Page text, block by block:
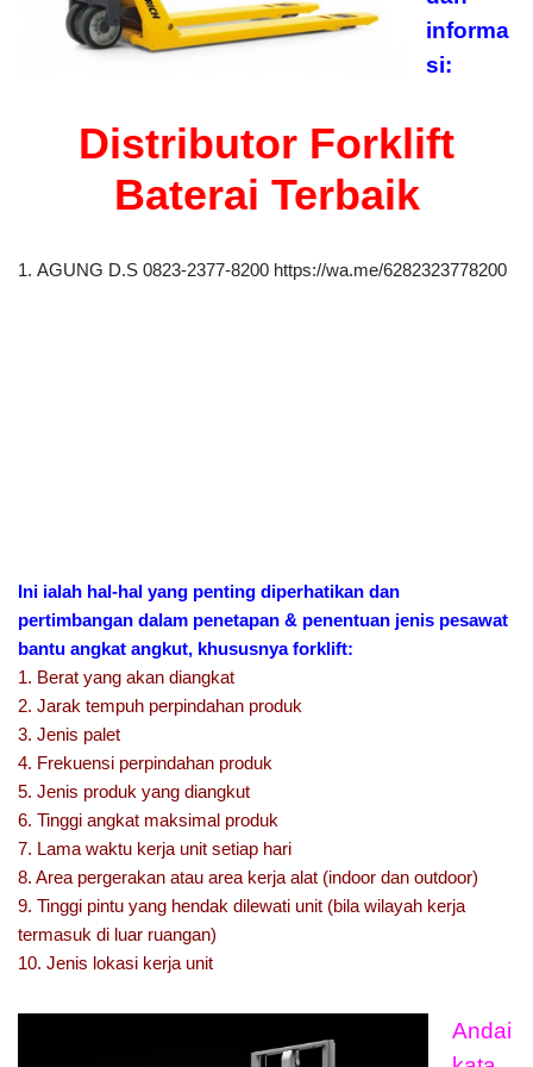
informa
si:
Distributor Forklift
Baterai Terbaik
1. AGUNG D.S 0823-2377-8200 https://wa.me/6282323778200
Ini ialah hal-hal yang penting diperhatikan dan
pertimbangan dalam penetapan & penentuan jenis pesawat
bantu angkat angkut, khususnya forklift:
1. Berat yang akan diangkat
2. Jarak tempuh perpindahan produk
3. Jenis palet
4. Frekuensi perpindahan produk
5. Jenis produk yang diangkut
6. Tinggi angkat maksimal produk
7. Lama waktu kerja unit setiap hari
8. Area pergerakan atau area kerja alat (indoor dan outdoor)
9. Tinggi pintu yang hendak dilewati unit (bila wilayah kerja
termasuk di luar ruangan)
10. Jenis lokasi kerja unit
Andai